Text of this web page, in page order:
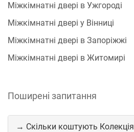
Міжкімнатні двері в Ужгороді
Міжкімнатні двері у Вінниці
Міжкімнатні двері в Запоріжжі
Міжкімнатні двері в Житомирі
Поширені запитання
→ Скільки коштують